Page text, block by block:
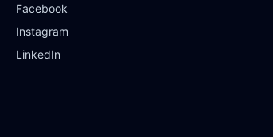
Facebook
Instagram
LinkedIn